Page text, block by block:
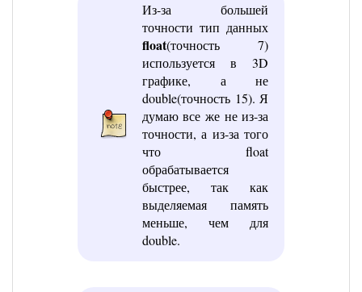
Из-за большей
точности тип данных
float(точность 7)
используется в 3D
графике, а не
double(точность 15). Я
думаю все же не из-за
точности, а из-за того
что float
обрабатывается
быстрее, так как
выделяемая память
меньше, чем для
double.